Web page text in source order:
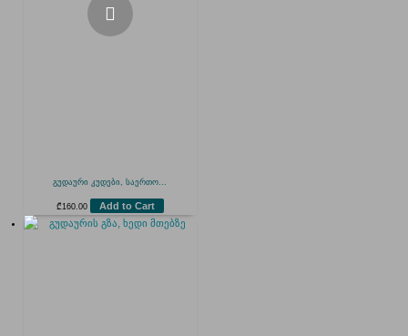
გუდაური კუდები, საერთო...
₾ 160.00 Add to Cart